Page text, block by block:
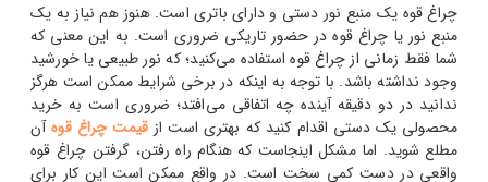
چراغ قوه یک منبع نور دستی و دارای باتری است. هنوز هم نیاز به یک
منبع نور یا چراغ قوه در حضور تاریکی ضروری است. به این معنی که
شما فقط زمانی از چراغ قوه استفاده می‌کنید؛ که نور طبیعی یا خورشید
وجود نداشته باشد. با توجه به اینکه در برخی شرایط ممکن است هرگز
ندانید در دو دقیقه آینده چه اتفاقی می‌افتد؛ ضروری است به خرید
محصولی یک دستی اقدام کنید که بهتری است ازقیمت چراغ قوه آن
مطلع شوید. اما مشکل اینجاست که هنگام راه رفتن، گرفتن چراغ قوه
واقعی در دست کمی سخت است. در واقع ممکن است این کار برای